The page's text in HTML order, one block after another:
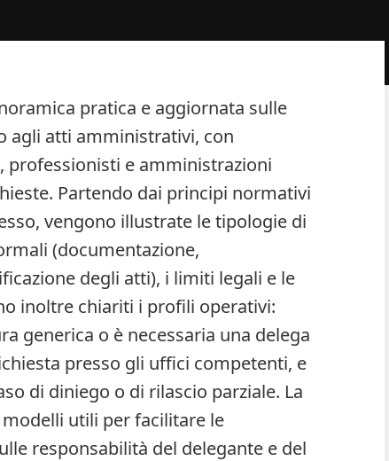
pratica e aggiornata sulle
agli atti amministrativi, con
professionisti e amministrazioni
Partendo dai principi normativi
vengono illustrate le tipologie di
(documentazione,
degli atti), i limiti legali e le
inoltre chiariti i profili operativi:
generica o è necessaria una delega
presso gli uffici competenti, e
di diniego o di rilascio parziale. La
utili per facilitare le
responsabilità del delegante e del